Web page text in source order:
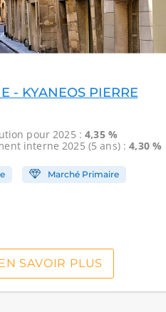
- KYANEOS PIERRE
pour 2025 :4,35 %
interne2025 (5 ans) :4,30 %
Marché Primaire
SAVOIR PLUS